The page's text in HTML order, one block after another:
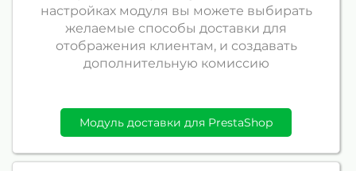
настройках модуля вы можете выбирать
желаемые способы доставки для
отображения клиентам, и создавать
дополнительную комиссию
Модуль доставки для PrestaShop